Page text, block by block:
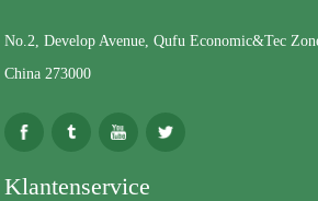
No.2, Develop Avenue, Qufu Economic&Tec
China 273000
Klantenservice